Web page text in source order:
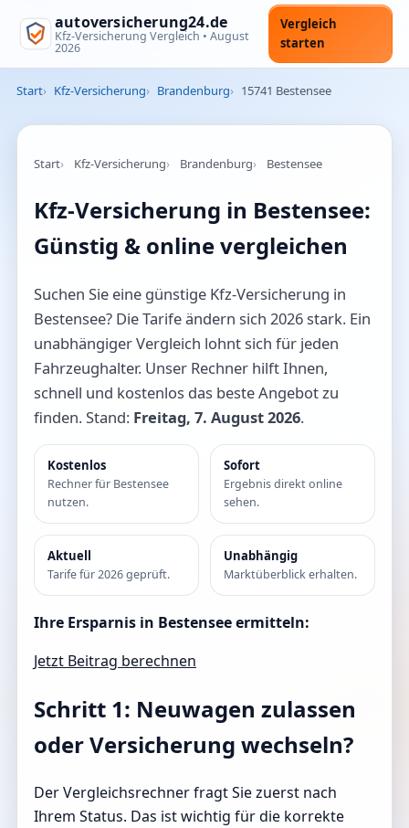
autoversicherung24.de
Kfz-Versicherung Vergleich • August
2026
Vergleich
starten
Start Kfz-Versicherung Brandenburg 15741 Bestensee
Start Kfz-Versicherung Brandenburg Bestensee
Kfz-Versicherung in Bestensee:
Günstig & online vergleichen
Suchen Sie eine günstige Kfz-Versicherung in
Bestensee? Die Tarife ändern sich 2026 stark. Ein
unabhängiger Vergleich lohnt sich für jeden
Fahrzeughalter. Unser Rechner hilft Ihnen,
schnell und kostenlos das beste Angebot zu
finden. Stand: Freitag, 7. August 2026.
Kostenlos
Rechner für Bestensee
nutzen.
Sofort
Ergebnis direkt online
sehen.
Aktuell
Tarife für 2026 geprüft.
Unabhängig
Marktüberblick erhalten.
Ihre Ersparnis in Bestensee ermitteln:
Jetzt Beitrag berechnen
Schritt 1: Neuwagen zulassen
oder Versicherung wechseln?
Der Vergleichsrechner fragt Sie zuerst nach
Ihrem Status. Das ist wichtig für die korrekte